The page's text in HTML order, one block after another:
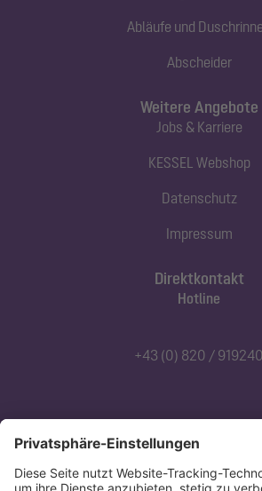
Abläufe und
Abscheider
Direktkontakt
Hotline
+43 (0) 820 / 919240
Abonnieren Sie unseren
Weitere Angebote
Jobs & Karriere
KESSEL Webshop
Datenschutz
Impressum